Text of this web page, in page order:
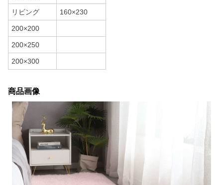
リビング 160×230
200×200
200×250
200×300
商品画像